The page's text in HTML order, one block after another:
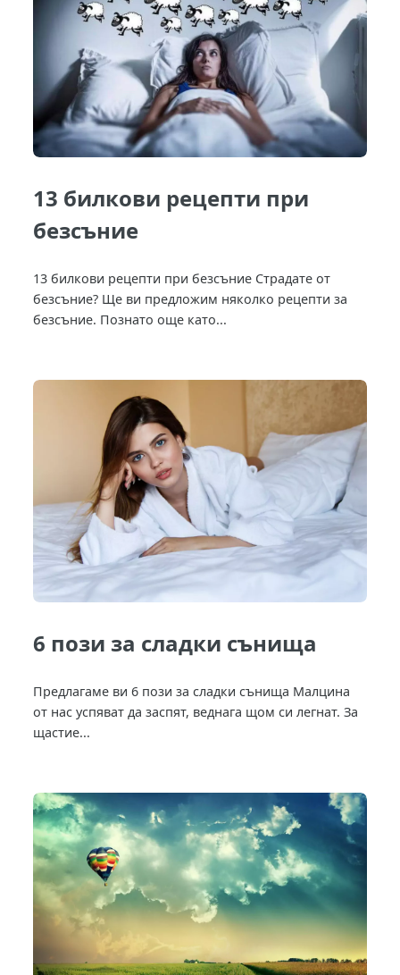
13 билкови рецепти при
безсъние
13 билкови рецепти при безсъние Страдате от
безсъние? Ще ви предложим няколко рецепти за
безсъние. Познато още като...
6 пози за сладки сънища
Предлагаме ви 6 пози за сладки сънища Малцина
от нас успяват да заспят, веднага щом си легнат. За
щастие...